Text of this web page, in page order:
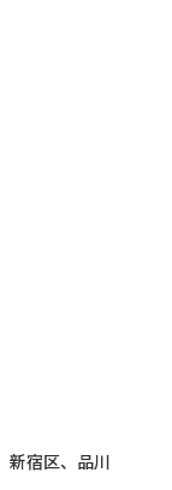
新宿区、 品川